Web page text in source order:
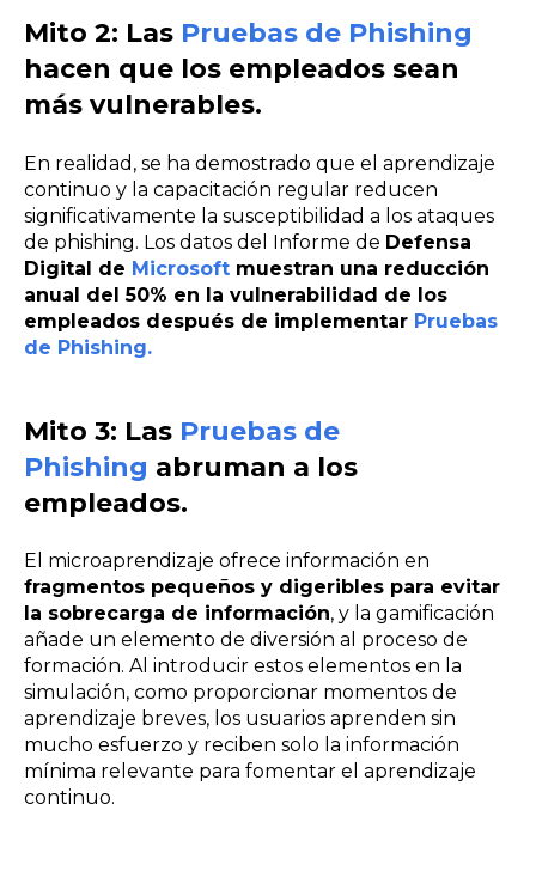
Mito 2: Las Pruebas de Phishing
hacen que los empleados sean
más vulnerables.
En realidad, se ha demostrado que el aprendizaje
continuo y la capacitación regular reducen
significativamente la susceptibilidad a los ataques
de phishing. Los datos del Informe de Defensa
Digital de Microsoft muestran una reducción
anual del 50% en la vulnerabilidad de los
empleados después de implementar Pruebas
de Phishing.
Mito 3: Las Pruebas de
Phishing abruman a los
empleados.
El microaprendizaje ofrece información en
fragmentos pequeños y digeribles para evitar
la sobrecarga de información, y la gamificación
añade un elemento de diversión al proceso de
formación. Al introducir estos elementos en la
simulación, como proporcionar momentos de
aprendizaje breves, los usuarios aprenden sin
mucho esfuerzo y reciben solo la información
mínima relevante para fomentar el aprendizaje
continuo.